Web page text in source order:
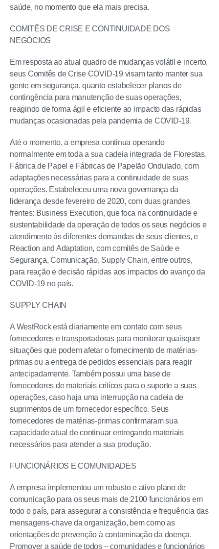
saúde, no momento que ela mais precisa.
COMITÊS DE CRISE E CONTINUIDADE DOS
NEGÓCIOS
Em resposta ao atual quadro de mudanças volátil e incerto,
seus Comitês de Crise COVID-19 visam tanto manter sua
gente em segurança, quanto estabelecer planos de
contingência para manutenção de suas operações,
reagindo de forma ágil e eficiente ao impacto das rápidas
mudanças ocasionadas pela pandemia de COVID-19.
Até o momento, a empresa continua operando
normalmente em toda a sua cadeia integrada de Florestas,
Fábrica de Papel e Fábricas de Papelão Ondulado, com
adaptações necessárias para a continuidade de suas
operações. Estabeleceu uma nova governança da
liderança desde fevereiro de 2020, com duas grandes
frentes: Business Execution, que foca na continuidade e
sustentabilidade da operação de todos os seus negócios e
atendimento às diferentes demandas de seus clientes, e
Reaction and Adaptation, com comitês de Saúde e
Segurança, Comunicação, Supply Chain, entre outros,
para reação e decisão rápidas aos impactos do avanço da
COVID-19 no país.
SUPPLY CHAIN
A WestRock está diariamente em contato com seus
fornecedores e transportadoras para monitorar quaisquer
situações que podem afetar o fornecimento de matérias-
primas ou a entrega de pedidos essenciais para reagir
antecipadamente. Também possui uma base de
fornecedores de materiais críticos para o suporte a suas
operações, caso haja uma interrupção na cadeia de
suprimentos de um fornecedor específico. Seus
fornecedores de matérias-primas confirmaram sua
capacidade atual de continuar entregando materiais
necessários para atender a sua produção.
FUNCIONÁRIOS E COMUNIDADES
A empresa implementou um robusto e ativo plano de
comunicação para os seus mais de 2100 funcionários em
todo o país, para assegurar a consistência e frequência das
mensagens-chave da organização, bem como as
orientações de prevenção à contaminação da doença.
Promover a saúde de todos – comunidades e funcionários